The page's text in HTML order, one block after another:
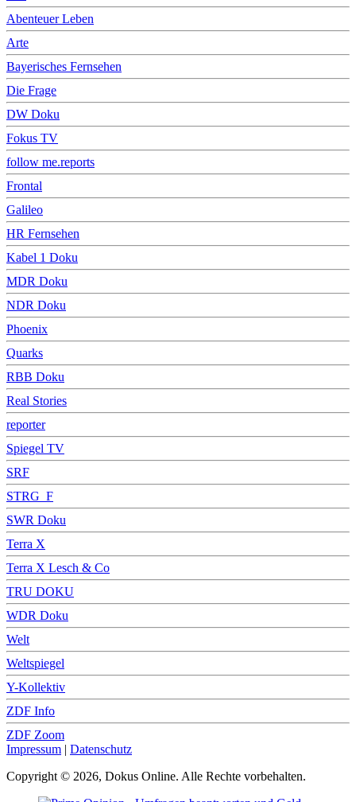
Abenteuer Leben
Arte
Bayerisches Fernsehen
Die Frage
DW Doku
Fokus TV
follow me.reports
Frontal
Galileo
HR Fernsehen
Kabel 1 Doku
MDR Doku
NDR Doku
Phoenix
Quarks
RBB Doku
Real Stories
reporter
Spiegel TV
SRF
STRG_F
SWR Doku
Terra X
Terra X Lesch & Co
TRU DOKU
WDR Doku
Welt
Weltspiegel
Y-Kollektiv
ZDF Info
ZDF Zoom
Impressum | Datenschutz
Copyright © 2026, Dokus Online. Alle Rechte vorbehalten.